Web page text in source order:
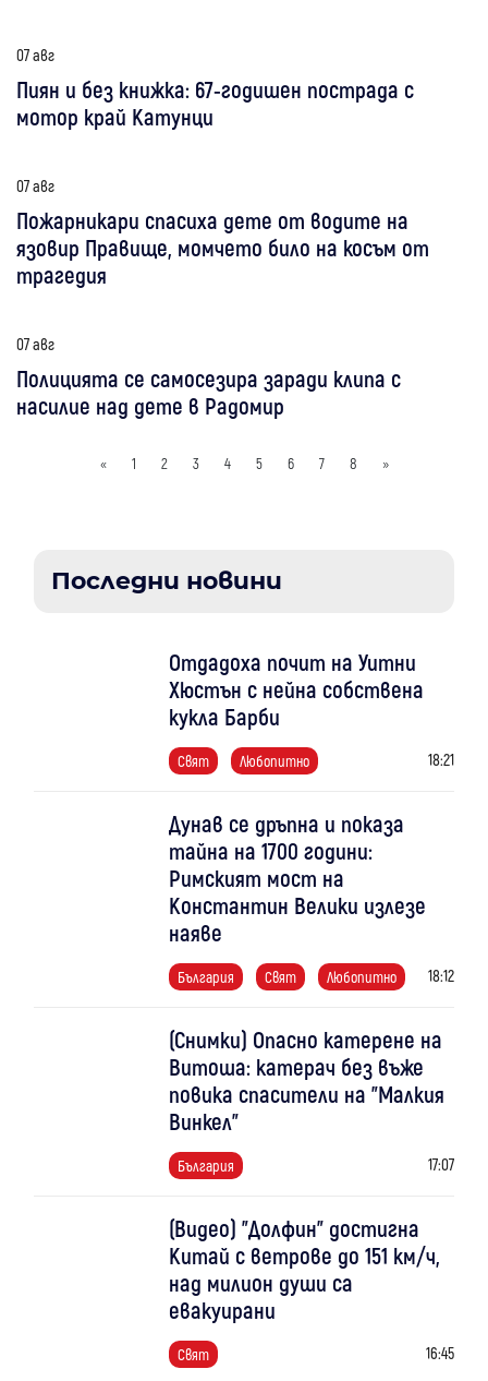
07 авг
Пиян и без книжка: 67-годишен пострада с
мотор край Катунци
07 авг
Пожарникари спасиха дете от водите на
язовир Правище, момчето било на косъм от
трагедия
07 авг
Полицията се самосезира заради клипа с
насилие над дете в Радомир
« 1 2 3 4 5 6 7 8 »
Последни новини
Отдадоха почит на Уитни
Хюстън с нейна собствена
кукла Барби
Свят Любопитно 18:21
Дунав се дръпна и показа
тайна на 1700 години:
Римският мост на
Константин Велики излезе
наяве
България Свят Любопитно 18:12
(Снимки) Опасно катерене на
Витоша: катерач без въже
повика спасители на "Малкия
Винкел"
България 17:07
(Видео) "Долфин" достигна
Китай с ветрове до 151 км/ч,
над милион души са
евакуирани
Свят 16:45